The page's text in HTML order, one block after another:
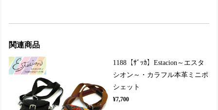
関連商品
1188【ｻﾞｯｶ】Estacion～エスタ
シオン～・カラフル本革ミニポ
シェット
¥7,700